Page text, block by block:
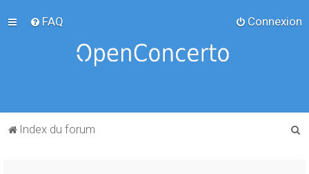
FAQ Connexion
Index du forum